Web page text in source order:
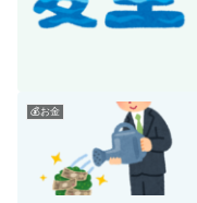
💰お金